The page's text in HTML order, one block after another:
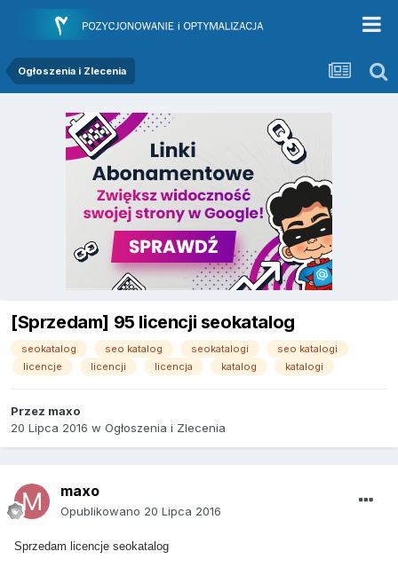
Ogłoszenia i Zlecenia
[Sprzedam] 95 licencji seokatalog
seokatalog seo katalog seokatalogi
seo katalogi
licencje
licencji licencja katalog katalogi
Przez maxo
20 Lipca 2016 w Ogłoszenia i Zlecenia
maxo
Opublikowano 20 Lipca 2016
Sprzedam licencje seokatalog